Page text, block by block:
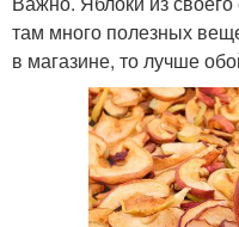
там много полезных
в магазине, то лучше